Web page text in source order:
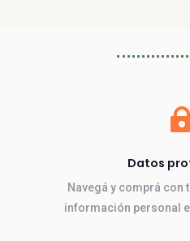
Datos
Navegá y comprá con
información personal